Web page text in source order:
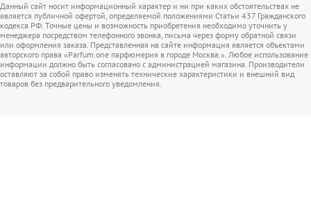
Данный сайт носит информационный характер и ни при каких обстоятельствах не
является публичной офертой, определяемой положениями Статьи 437 Гражданского
кодекса РФ. Точные цены и возможность приобретения необходимо уточнить у
менеджера посредством телефонного звонка, письма через форму обратной связи
или оформления заказа. Представленная на сайте информация является объектами
авторского права «Parfum.one парфюмерия в городе Москва.». Любое использование
информации должно быть согласовано с администрацией магазина. Производители
оставляют за собой право изменять технические характеристики и внешний вид
товаров без предварительного уведомления.